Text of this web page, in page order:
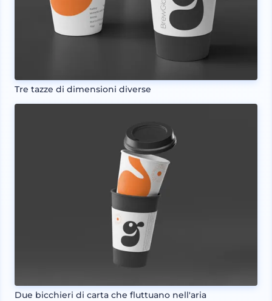
Tre tazze di dimensioni diverse
Due bicchieri di carta che fluttuano nell'aria